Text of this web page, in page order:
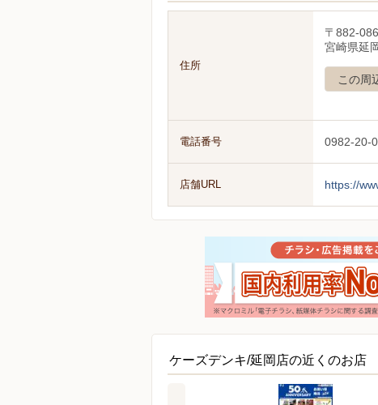
住所
〒882-
宮崎県延
この周
電話番号 0982-20-
店舗URL https://
ケーズデンキ/延岡店の近くのお店